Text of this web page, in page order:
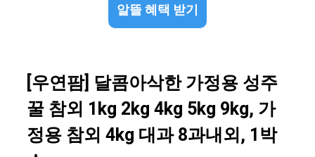
알뜰 혜택 받기
[우연팜] 달콤아삭한 가정용 성주
꿀 참외 1kg 2kg 4kg 5kg 9kg, 가
정용 참외 4kg 대과 8과내외, 1박